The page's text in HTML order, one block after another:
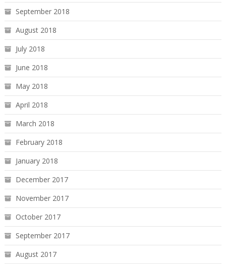
September 2018
August 2018
July 2018
June 2018
May 2018
April 2018
March 2018
February 2018
January 2018
December 2017
November 2017
October 2017
September 2017
August 2017